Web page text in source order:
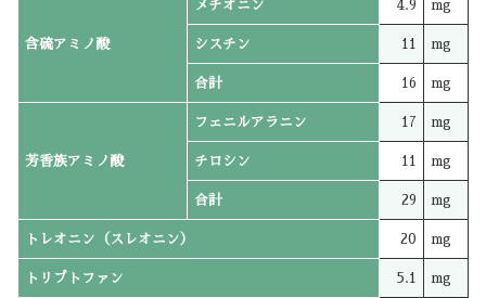
含硫アミノ酸
メチオニン 4.9 mg
シスチン 11 mg
合計 16 mg
芳香族アミノ酸
フェニルアラニン 17 mg
チロシン 11 mg
合計 29 mg
トレオニン（スレオニン） 20 mg
トリプトファン 5.1 mg